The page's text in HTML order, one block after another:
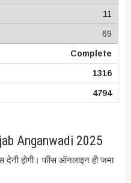
11
69
Complete
1316
4794
Anganwadi 2025
होगी। फीस ऑनलाइन ही जमा